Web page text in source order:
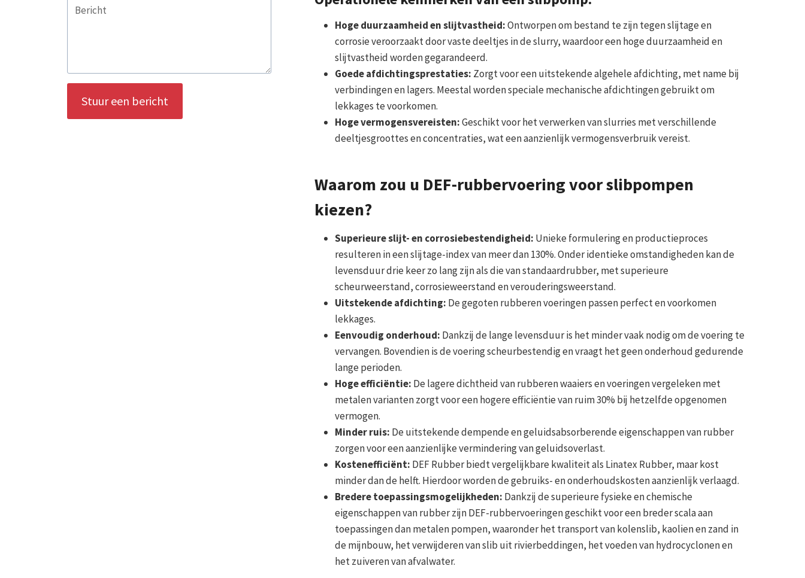
Stuur een bericht
Hoge duurzaamheid en slijtvastheid:Ontworpen om bestand te zijn tegen slijtage en
corrosie veroorzaakt door vaste deeltjes in de slurry, waardoor een hoge duurzaamheid en
slijtvastheid worden gegarandeerd.
Goede afdichtingsprestaties: Zorgt voor een uitstekende algehele afdichting, met name bij
verbindingen en lagers. Meestal worden speciale mechanische afdichtingen gebruikt om
lekkages te voorkomen.
Hoge vermogensvereisten:Geschikt voor het verwerken van slurries met verschillende
deeltjesgroottes en concentraties, wat een aanzienlijk vermogensverbruik vereist.
Waarom zou u DEF-rubbervoering voor slibpompen
kiezen?
Superieure slijt- en corrosiebestendigheid: Unieke formulering en productieproces
resulteren in een slijtage-index van meer dan 130%. Onder identieke omstandigheden kan de
levensduur drie keer zo lang zijn als die van standaardrubber, met superieure
scheurweerstand, corrosieweerstand en verouderingsweerstand.
Uitstekende afdichting: De gegoten rubberen voeringen passen perfect en voorkomen
lekkages.
Eenvoudig onderhoud: Dankzij de lange levensduur is het minder vaak nodig om de voering te
vervangen. Bovendien is de voering scheurbestendig en vraagt het geen onderhoud gedurende
lange perioden.
Hoge efficiëntie: De lagere dichtheid van rubberen waaiers en voeringen vergeleken met
metalen varianten zorgt voor een hogere efficiëntie van ruim 30% bij hetzelfde opgenomen
vermogen.
Minder ruis: De uitstekende dempende en geluidsabsorberende eigenschappen van rubber
zorgen voor een aanzienlijke vermindering van geluidsoverlast.
Kostenefficiënt: DEF Rubber biedt vergelijkbare kwaliteit als Linatex Rubber, maar kost
minder dan de helft. Hierdoor worden de gebruiks- en onderhoudskosten aanzienlijk verlaagd.
Bredere toepassingsmogelijkheden: Dankzij de superieure fysieke en chemische
eigenschappen van rubber zijn DEF-rubbervoeringen geschikt voor een breder scala aan
toepassingen dan metalen pompen, waaronder het transport van kolenslib, kaolien en zand in
de mijnbouw, het verwijderen van slib uit rivierbeddingen, het voeden van hydrocyclonen en
het zuiveren van afvalwater.